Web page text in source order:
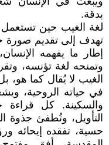
بدقة.
لغة الغيب حين تستعمل
تهدف إلى تقديم صورة
إطار ما يفهمه
وتمنحه لغة تؤنسه،
الغيب لا يُقال كما هو،
في حياته الروحية،
والسكينة. كل قراءة
التأويل، وتُطفئ جذوة
حسية، تفقده إيحائه